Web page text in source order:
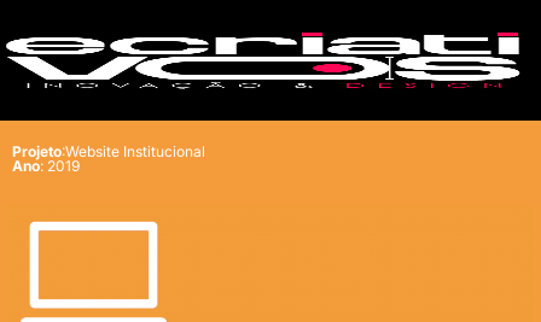
Projeto:Website Institucional
Ano: 2019